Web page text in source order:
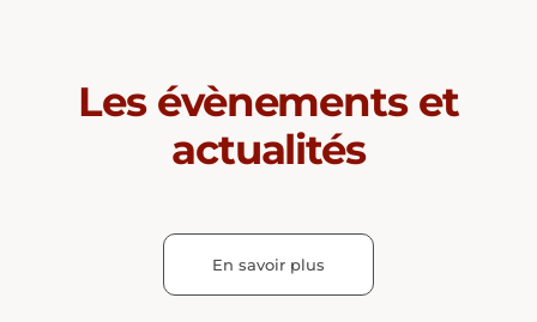
Les évènements et
actualités
En savoir plus